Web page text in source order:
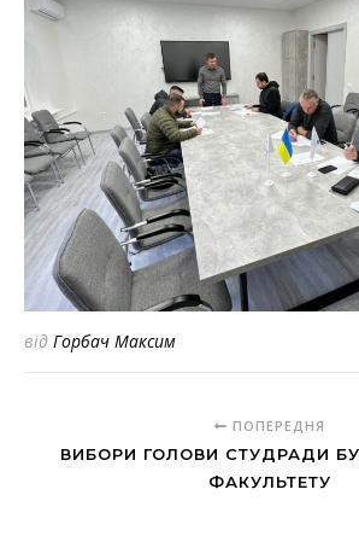
від Горбач Максим
ПОПЕРЕДНЯ
ВИБОРИ ГОЛОВИ СТУДРАДИ
ФАКУЛЬТЕТУ